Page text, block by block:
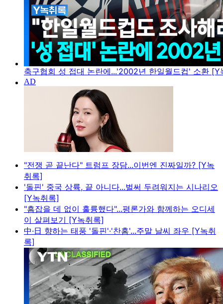
축구협회 성 접대 논란에...'2002년 한일월드컵' 소환 [Y
"전쟁 곧 끝난다" 트럼프 장담...이번엔 진짜일까? [Y녹
취록]
'돌핀' 중국 상륙, 끝 아니다...벌써 두려워지는 시나리오
[Y녹취록]
"흠잡을 데 없이 훌륭했다"...평론가와 함께하는 오디세
이 살펴보기 [Y녹취록]
中·日 향하는 태풍 '돌핀'·'찬홈'...주말 날씨 좌우 [Y녹취
록]